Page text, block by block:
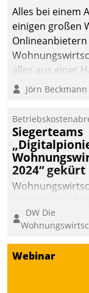
Alles bei einem
einigen großen
alles aus einer
Jörn Beckmann
Siegerteams
2024“ gekürt
eine digitale
finden, ist das
Awards
der
DW Die
Webinar